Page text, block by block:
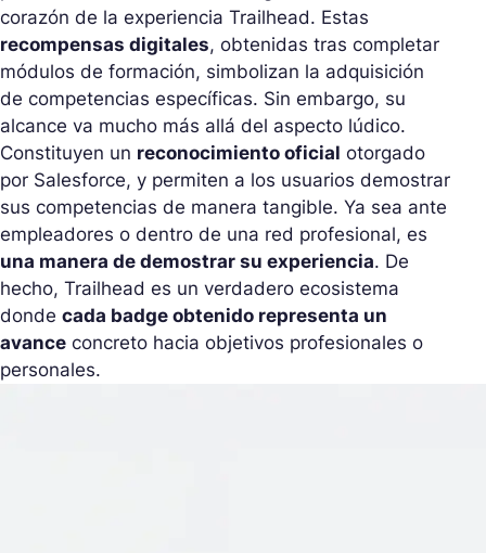
corazón de la experiencia Trailhead. Estas
recompensas digitales, obtenidas tras completar
módulos de formación, simbolizan la adquisición
de competencias específicas. Sin embargo, su
alcance va mucho más allá del aspecto lúdico.
Constituyen un reconocimiento oficial otorgado
por Salesforce, y permiten a los usuarios demostrar
sus competencias de manera tangible. Ya sea ante
empleadores o dentro de una red profesional, es
una manera de demostrar su experiencia. De
hecho, Trailhead es un verdadero ecosistema
donde cada badge obtenido representa un
avance concreto hacia objetivos profesionales o
personales.